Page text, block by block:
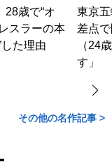
28歳で“オ
スラーの本
た理由
東京
差点
（24
す」
その他の名作記事 >